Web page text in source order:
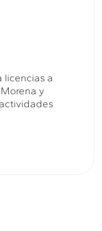
licencias a
y